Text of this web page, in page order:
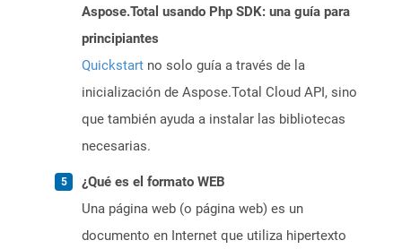
Aspose.Total usando Php SDK: una guía para
principiantes
Quickstart no solo guía a través de la
inicialización de Aspose.Total Cloud API, sino
que también ayuda a instalar las bibliotecas
necesarias.
¿Qué es el formato WEB
Una página web (o página web) es un
documento en Internet que utiliza hipertexto